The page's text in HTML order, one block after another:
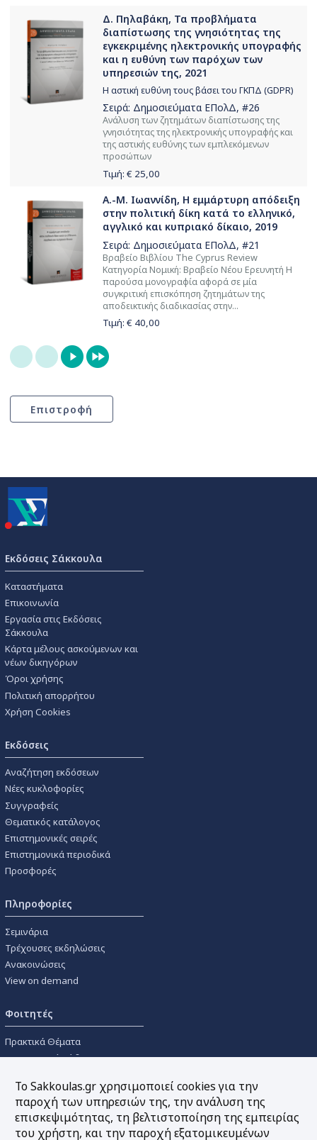
Δ. Πηλαβάκη, Τα προβλήματα
διαπίστωσης της γνησιότητας της
εγκεκριμένης ηλεκτρονικής υπογραφής
και η ευθύνη των παρόχων των
υπηρεσιών της, 2021
Η αστική ευθύνη τους βάσει του ΓΚΠΔ (GDPR)
Σειρά: Δημοσιεύματα ΕΠολΔ, #26
Ανάλυση των ζητημάτων διαπίστωσης της
γνησιότητας της ηλεκτρονικής υπογραφής και
της αστικής ευθύνης των εμπλεκόμενων
προσώπων
Τιμή: € 25,00
Α.-Μ. Ιωαννίδη, Η εμμάρτυρη απόδειξη
στην πολιτική δίκη κατά το ελληνικό,
αγγλικό και κυπριακό δίκαιο, 2019
Σειρά: Δημοσιεύματα ΕΠολΔ, #21
Βραβείο Βιβλίου The Cyprus Review
Κατηγορία Νομική: Βραβείο Νέου Ερευνητή Η
παρούσα μονογραφία αφορά σε μία
συγκριτική επισκόπηση ζητημάτων της
αποδεικτικής διαδικασίας στην...
Τιμή: € 40,00
Εκδόσεις Σάκκουλα
Καταστήματα
Επικοινωνία
Εργασία στις Εκδόσεις
Σάκκουλα
Κάρτα μέλους ασκούμενων και
νέων δικηγόρων
Όροι χρήσης
Πολιτική απορρήτου
Χρήση Cookies
Εκδόσεις
Αναζήτηση εκδόσεων
Νέες κυκλοφορίες
Συγγραφείς
Θεματικός κατάλογος
Επιστημονικές σειρές
Επιστημονικά περιοδικά
Προσφορές
Πληροφορίες
Σεμινάρια
Τρέχουσες εκδηλώσεις
Ανακοινώσεις
View on demand
Φοιτητές
Πρακτικά Θέματα
Οικονομικοί Κώδικες
Συγγραμμάτων
Εργαλεία
Το Sakkoulas.gr χρησιμοποιεί cookies για την
παροχή των υπηρεσιών της, την ανάλυση της
επισκεψιμότητας, τη βελτιστοποίηση της εμπειρίας
του χρήστη, και την παροχή εξατομικευμένων